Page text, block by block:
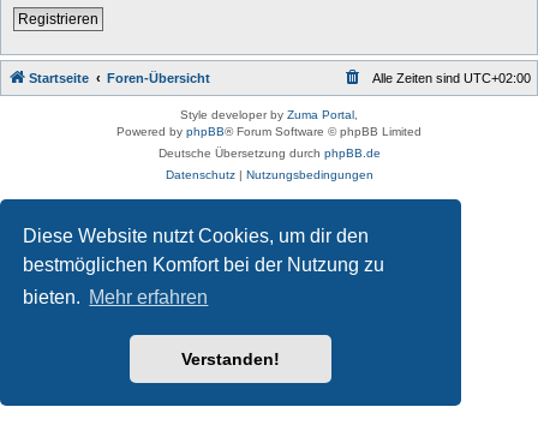
Diese Website nutzt Cookies, um dir den
bestmöglichen Komfort bei der Nutzung zu
bieten. Mehr erfahren
Verstanden!
Registrieren
Startseite Foren-Übersicht Alle Zeiten sind UTC+02:00
Style developer by Zuma Portal
Powered by phpBB® Forum Software © phpBB Limited
Deutsche Übersetzung durch phpBB.de
Datenschutz| Nutzungsbedingungen